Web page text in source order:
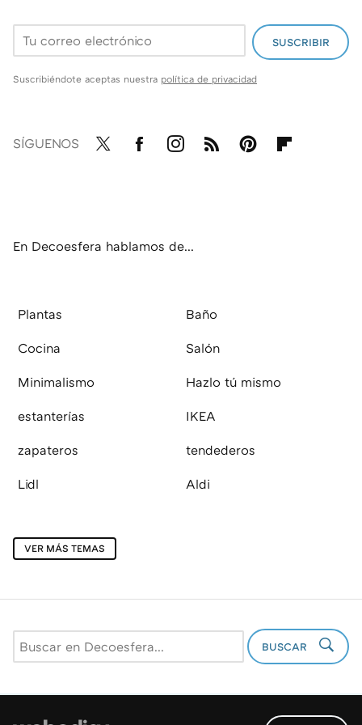
SUSCRIBIR
Suscribiéndote aceptas nuestra política de privacidad
SÍGUENOS
En Decoesfera hablamos de...
Plantas Baño
Cocina Salón
Minimalismo Hazlo tú mismo
estanterías IKEA
zapateros tendederos
Lidl Aldi
VER MÁS TEMAS
BUSCAR